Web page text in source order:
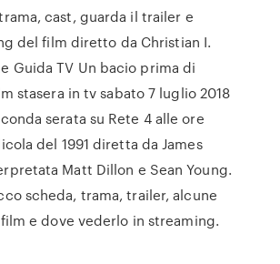
cast, guarda il trailer e
del film diretto da Christian I.
Guida TV Un bacio prima di
stasera in tv sabato 7 luglio 2018
serata su Rete 4 alle ore
del 1991 diretta da James
Matt Dillon e Sean Young.
scheda, trama, trailer, alcune
e dove vederlo in streaming.